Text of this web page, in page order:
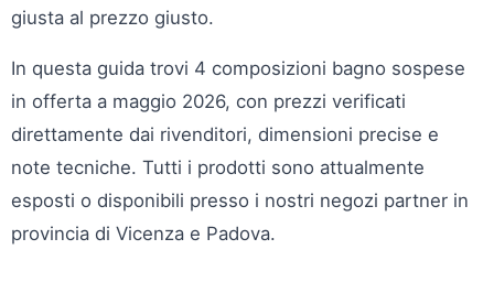
giusta al prezzo giusto.
In questa guida trovi 4 composizioni bagno sospese
in offerta a maggio 2026, con prezzi verificati
direttamente dai rivenditori, dimensioni precise e
note tecniche. Tutti i prodotti sono attualmente
esposti o disponibili presso i nostri negozi partner in
provincia di Vicenza e Padova.